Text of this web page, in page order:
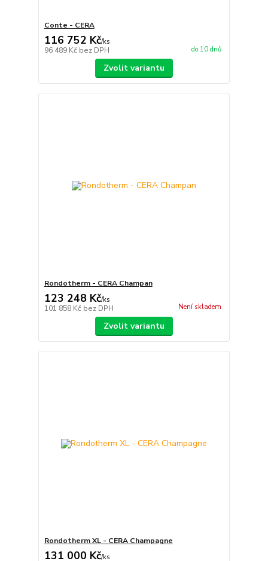
Conte - CERA
116 752 Kč/ks
96 489 Kč bez DPH do 10 dnů
Zvolit variantu
Rondotherm - CERA Champan
123 248 Kč/ks
101 858 Kč bez DPH Není skladem
Zvolit variantu
Rondotherm XL - CERA Champagne
131 000 Kč/ks